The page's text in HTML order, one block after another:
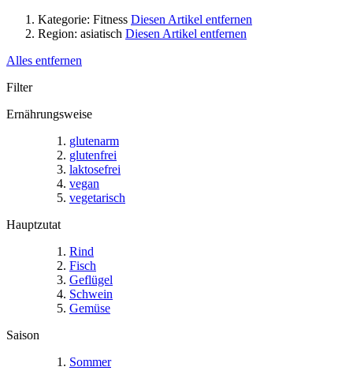
Kategorie: Fitness Diesen Artikel entfernen
Region: asiatisch Diesen Artikel entfernen
Alles entfernen
Filter
Ernährungsweise
glutenarm
glutenfrei
laktosefrei
vegan
vegetarisch
Hauptzutat
Rind
Fisch
Geflügel
Schwein
Gemüse
Saison
Sommer